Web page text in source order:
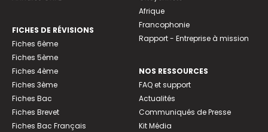
FICHES DE RÉVISIONS
Fiches 6ème
Fiches 5ème
Fiches 4ème
Fiches 3ème
Fiches Bac
Fiches Brevet
Fiches Bac Français
Afrique
Francophonie
Rapport - Entreprise à mission
NOS RESSOURCES
FAQ et support
Actualités
Communiqués de Presse
Kit Média